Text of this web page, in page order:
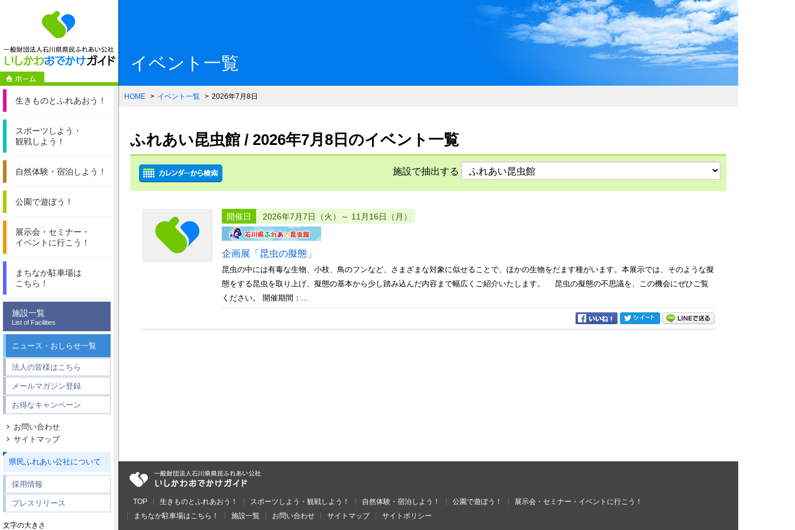
一般財団法人石川県県民ふれあい公社 いしかわおでかけガイド
生きものとふれあおう！
スポーツしよう・
観戦しよう！
自然体験・ 宿泊しよう！
公園で遊ぼう！
展示会・セミナー・
イベントに行こう！
まちなか駐車場は
こちら！
施設一覧
List of Facilities
ニュース・おしらせ一覧
法人の皆様はこちら
メールマガジン登録
お得なキャンペーン
お問い合わせ
サイトマップ
県民ふれあい公社について
採用情報
プレスリリース
文字の大きさ
イベント一覧
HOME イベント一覧 2026年7月8日
ふれあい昆虫館 / 2026年7月8日のイベント一覧
施設で抽出する
開催日 2026年7月7日（火）～ 11月16日（月）
企画展「昆虫の擬態」
昆虫の中には有毒な生物、小枝、鳥のフンなど、さまざまな対象に似せることで、ほかの生物をだます種がいます。本展示では、そのような擬
態をする昆虫を取り上げ、擬態の基本から少し踏み込んだ内容まで幅広くご紹介いたします。 昆虫の擬態の不思議を、この機会にぜひご覧
ください。 開催期間：...
TOP 生きものとふれあおう！ スポーツしよう・観戦しよう！ 自然体験・宿泊しよう！ 公園で遊ぼう！
展示会・セミナー・イベントに行こう！
まちなか駐車場はこちら！
施設一覧 お問い合わせ サイトマップ サイトポリシー